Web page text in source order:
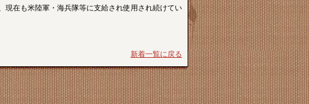
在も米陸軍・海兵隊等に支給され使用され続けてい
新着一覧に戻る